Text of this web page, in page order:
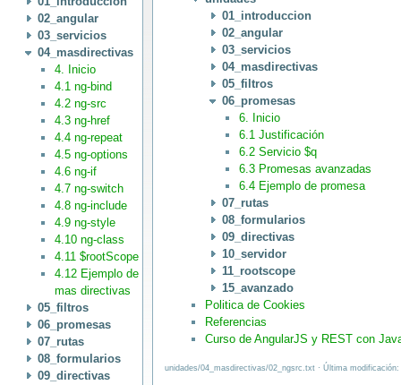
02_angular
03_servicios
04_masdirectivas
4. Inicio
4.1 ng-bind
4.2 ng-src
4.3 ng-href
4.4 ng-repeat
4.5 ng-options
4.6 ng-if
4.7 ng-switch
4.8 ng-include
4.9 ng-style
4.10 ng-class
4.11 $rootScope
4.12 Ejemplo de
mas directivas
05_filtros
06_promesas
07_rutas
08_formularios
09_directivas
01_introduccion
02_angular
03_servicios
04_masdirectivas
05_filtros
06_promesas
6. Inicio
6.1 Justificación
6.2 Servicio $q
6.3 Promesas avanzadas
6.4 Ejemplo de promesa
07_rutas
08_formularios
09_directivas
10_servidor
11_rootscope
15_avanzado
Politica de Cookies
Referencias
Curso de AngularJS y REST con
unidades/04_masdirectivas/02_ngsrc.txt · Última